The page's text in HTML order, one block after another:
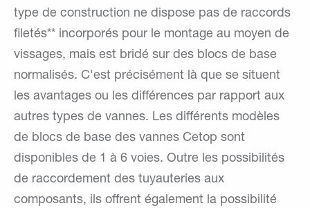
type de construction ne dispose pas de raccords
filetés** incorporés pour le montage au moyen de
vissages, mais est bridé sur des blocs de base
normalisés. C'est précisément là que se situent
les avantages ou les différences par rapport aux
autres types de vannes. Les différents modèles
de blocs de base des vannes Cetop sont
disponibles de 1 à 6 voies. Outre les possibilités
de raccordement des tuyauteries aux
composants, ils offrent également la possibilité